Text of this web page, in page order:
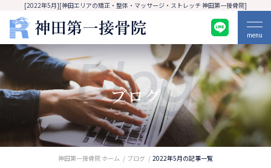
[2022年5月][神田エリアの矯正・整体・マッサージ・ストレッチ 神田第一接骨院]
menu
Blog
ブログ
神田第一接骨院 ホーム ブログ 2022年5月の記事一覧